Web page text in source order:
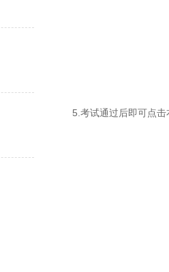
5.考试通过后即可点